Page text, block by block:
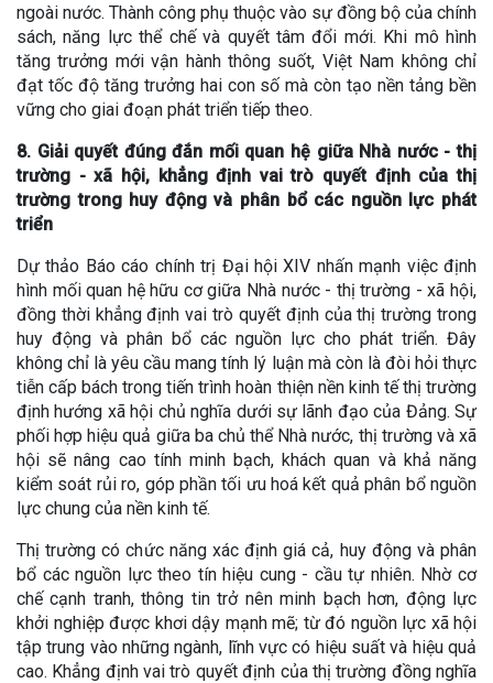
ngoài nước. Thành công phụ thuộc vào sự đồng bộ của chính
sách, năng lực thể chế và quyết tâm đổi mới. Khi mô hình
tăng trưởng mới vận hành thông suốt, Việt Nam không chỉ
đạt tốc độ tăng trưởng hai con số mà còn tạo nền tảng bền
vững cho giai đoạn phát triển tiếp theo.
8. Giải quyết đúng đắn mối quan hệ giữa Nhà nước - thị
trường - xã hội, khẳng định vai trò quyết định của thị
trường trong huy động và phân bổ các nguồn lực phát
triển
Dự thảo Báo cáo chính trị Đại hội XIV nhấn mạnh việc định
hình mối quan hệ hữu cơ giữa Nhà nước - thị trường - xã hội,
đồng thời khẳng định vai trò quyết định của thị trường trong
huy động và phân bổ các nguồn lực cho phát triển. Đây
không chỉ là yêu cầu mang tính lý luận mà còn là đòi hỏi thực
tiễn cấp bách trong tiến trình hoàn thiện nền kinh tế thị trường
định hướng xã hội chủ nghĩa dưới sự lãnh đạo của Đảng. Sự
phối hợp hiệu quả giữa ba chủ thể Nhà nước, thị trường và xã
hội sẽ nâng cao tính minh bạch, khách quan và khả năng
kiểm soát rủi ro, góp phần tối ưu hoá kết quả phân bổ nguồn
lực chung của nền kinh tế.
Thị trường có chức năng xác định giá cả, huy động và phân
bổ các nguồn lực theo tín hiệu cung - cầu tự nhiên. Nhờ cơ
chế cạnh tranh, thông tin trở nên minh bạch hơn, động lực
khởi nghiệp được khơi dậy mạnh mẽ; từ đó nguồn lực xã hội
tập trung vào những ngành, lĩnh vực có hiệu suất và hiệu quả
cao. Khẳng định vai trò quyết định của thị trường đồng nghĩa